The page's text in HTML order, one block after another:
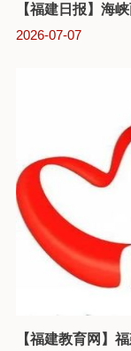
【福建日报】海
2026-07-07
【福建教育网】